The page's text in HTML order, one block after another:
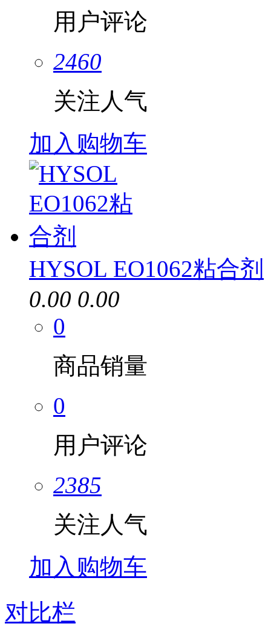
用户评论
2460
关注人气
加入购物车
HYSOL EO1062粘合剂
0.00 0.00
0
商品销量
0
用户评论
2385
关注人气
加入购物车
对比栏